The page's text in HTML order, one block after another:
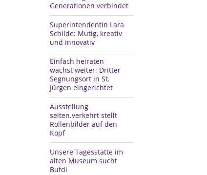
Generationen verbindet
Superintendentin Lara
Schilde: Mutig, kreativ
und innovativ
Einfach heiraten
wächst weiter: Dritter
Segnungsort in St.
Jürgen eingerichtet
Ausstellung
seiten.verkehrt stellt
Rollenbilder auf den
Kopf
Unsere Tagesstätte im
alten Museum sucht
Bufdi